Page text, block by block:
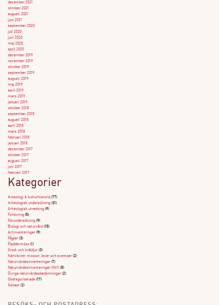
december 2021
oktober 2021
augusti 2021
juni 2021
september 2020
juli 2020
juni 2020
maj 2020
april 2020
december 2019
november 2019
oktober 2019
september 2019
augusti 2019
maj 2019
april 2019
mars 2019
januari 2019
oktober 2018
september 2018
augusti 2018
april 2018
mars 2018
februari 2018
januari 2018
december 2017
oktober 2017
augusti 2017
juni 2017
februari 2017
Kategorier
Arkeologi & kulturhistoria (77)
Arkeologisk undersökning (31)
Arkeologisk utredning (9)
Forskning (5)
Förundersökning (9)
Biologi och naturvård (15)
Artinventeringar (9)
Fåglar (3)
Fladdermöss (1)
Grod- och kräldjur (3)
Kärlväxter, mossor, lavar och svampar (2)
Naturvärdesinventeringar (7)
Naturvärdesinventeringar (NVI) (5)
Övriga naturvärdesbedömningar (2)
Okategoriserade (17)
Senast (2)